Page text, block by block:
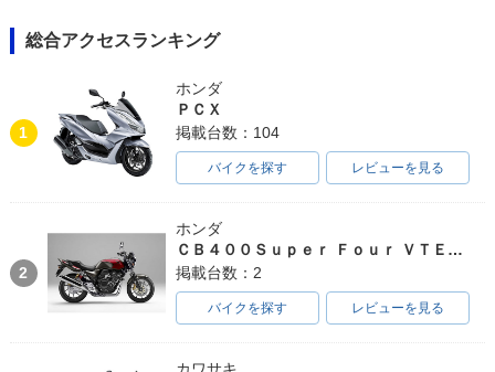
総合アクセスランキング
1
ホンダ
ＰＣＸ
掲載台数：104
バイクを探す レビューを見る
2
ホンダ
ＣＢ４００Ｓｕｐｅｒ Ｆｏｕｒ ＶＴＥＣ ＳＰＥＣ３
掲載台数：2
バイクを探す レビューを見る